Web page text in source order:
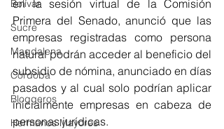
Bolívar
Sucre
Magdalena
Córdoba
Bloggeros
Hermanos Mayores
en la sesión virtual de la Comisión
Primera del Senado, anunció que las
empresas registradas como persona
natural podrán acceder al beneficio del
subsidio de nómina, anunciado en días
pasados y al cual solo podrían aplicar
inicialmente empresas en cabeza de
personas jurídicas.